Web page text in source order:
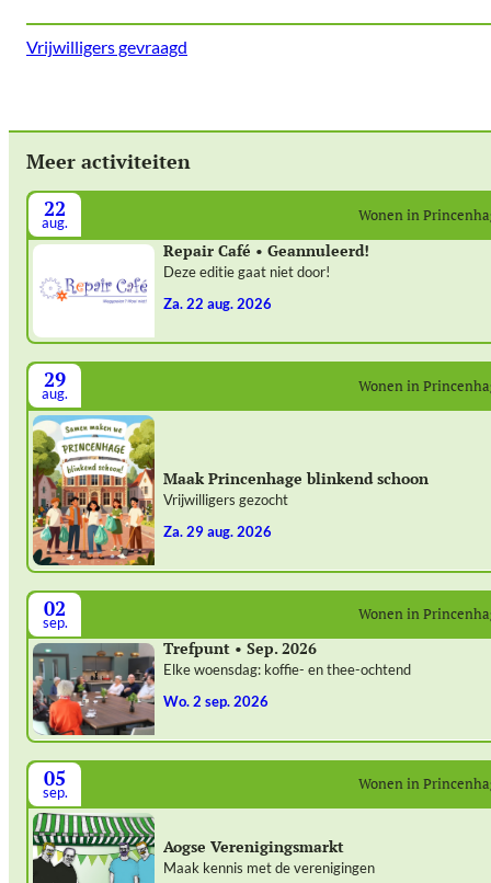
Vrijwilligers gevraagd
Meer activiteiten
22
aug. Wonen in
Repair Café • Geannuleerd!
Deze editie gaat niet door!
za. 22 aug. 2026
29
aug. Wonen in
Maak Princenhage blinkend schoon
Vrijwilligers gezocht
za. 29 aug. 2026
02
sep. Wonen in
Trefpunt • Sep. 2026
Elke woensdag: koffie- en thee-ochtend
wo. 2 sep. 2026
05
sep. Wonen in
Aogse Verenigingsmarkt
Maak kennis met de verenigingen